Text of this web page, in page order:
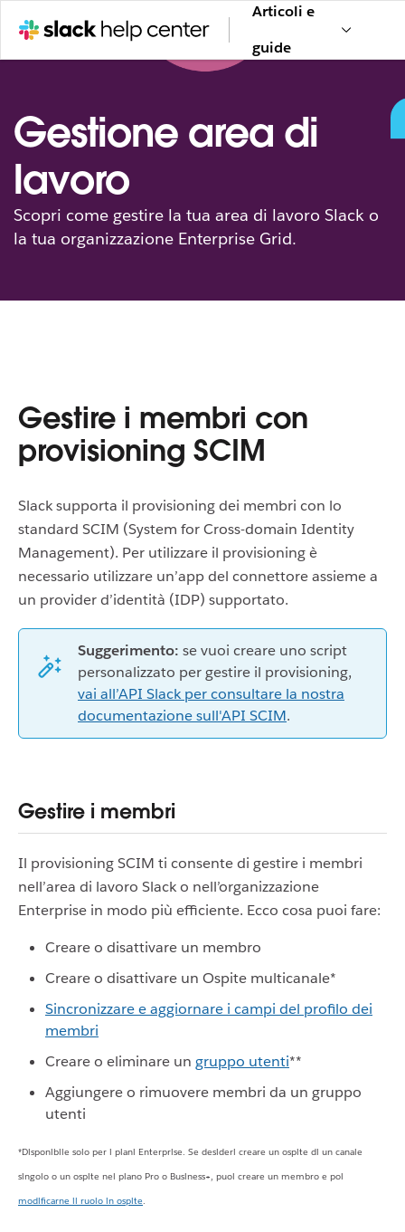
Articoli e
guide
Gestione area di
lavoro
Scopri come gestire la tua area di lavoro Slack o
la tua organizzazione Enterprise Grid.
Gestire i membri con
provisioning SCIM
Slack supporta il provisioning dei membri con lo
standard SCIM (System for Cross-domain Identity
Management). Per utilizzare il provisioning è
necessario utilizzare un’app del connettore assieme a
un provider d’identità (IDP) supportato.
Suggerimento: se vuoi creare uno script
personalizzato per gestire il provisioning,
vai all’API Slack per consultare la nostra
documentazione sull'API SCIM.
Gestire i membri
Il provisioning SCIM ti consente di gestire i membri
nell’area di lavoro Slack o nell’organizzazione
Enterprise in modo più efficiente. Ecco cosa puoi fare:
Creare o disattivare un membro
Creare o disattivare un Ospite multicanale*
Sincronizzare e aggiornare i campi del profilo dei
membri
Creare o eliminare un gruppo utenti**
Aggiungere o rimuovere membri da un gruppo
utenti
*Disponibile solo per i piani Enterprise. Se desideri creare un ospite di un canale
singolo o un ospite nel piano Pro o Business+, puoi creare un membro e poi
modificarne il ruolo in ospite.